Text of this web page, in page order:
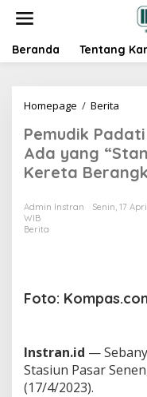
t
Beranda Tentang
Homepage / Berita
m
u
d
i
P
t
i
u
n
Pemudik
Ada yang
Kereta
Admin Instran
Senin, 17
WIB
Berita
Foto:
Instran.id —
Stasiun Pasar
(17/4/2023).